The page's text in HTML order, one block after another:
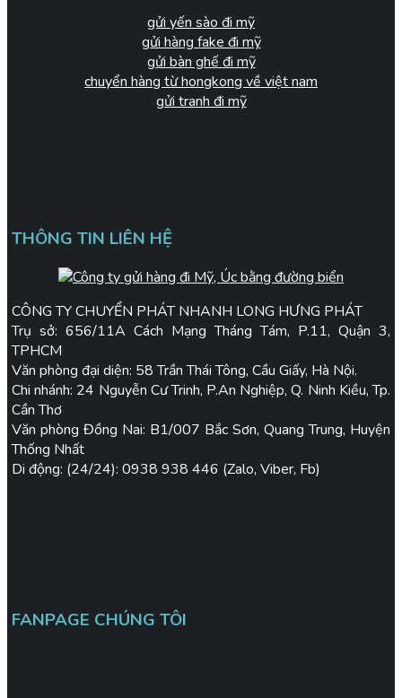
gửi yến sào đi mỹ
gửi hàng fake đi mỹ
gửi bàn ghế đi mỹ
chuyển hàng từ hongkong về việt nam
gửi tranh đi mỹ
THÔNG TIN LIÊN HỆ
CÔNG TY CHUYỂN PHÁT NHANH LONG HƯNG PHÁT
Trụ sở: 656/11A Cách Mạng Tháng Tám, P.11, Quận 3,
TPHCM
Văn phòng đại diện: 58 Trần Thái Tông, Cầu Giấy, Hà Nội.
Chi nhánh: 24 Nguyễn Cư Trinh, P.An Nghiệp, Q. Ninh Kiều, Tp.
Cần Thơ
Văn phòng Đồng Nai: B1/007 Bắc Sơn, Quang Trung, Huyện
Thống Nhất
Di động: (24/24): 0938 938 446 (Zalo, Viber, Fb)
FANPAGE CHÚNG TÔI